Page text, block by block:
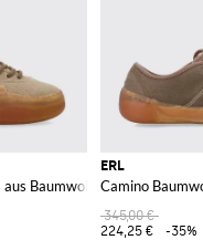
Baumwollcanvas
ERL
Camino
345,00 €
224,25 €
-35%